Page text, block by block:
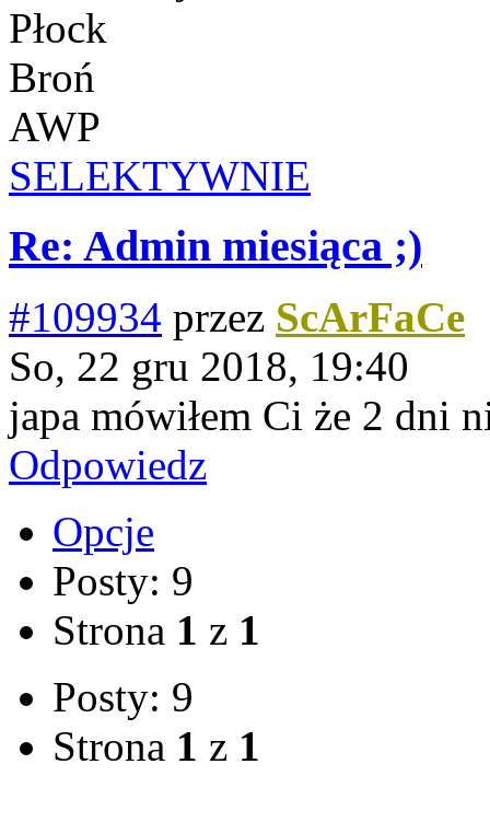
Płock
Broń
AWP
SELEKTYWNIE
Re: Admin miesiąca ;)
#109934 przez ScArFaCe
So, 22 gru 2018, 19:40
japa mówiłem Ci że 2 dni
Odpowiedz
Opcje
Posty: 9
Strona 1 z 1
Posty: 9
Strona 1 z 1